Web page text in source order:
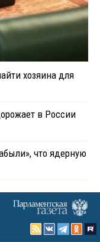
хозяина для
в России
что ядерную